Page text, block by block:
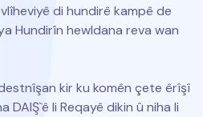
di hundirê kampê de
Hundirîn hewldana reva wan
kir ku komên çete êrîşî
li Reqayê dikin û niha li